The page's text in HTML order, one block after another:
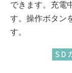
できます。充電
す。操作ボタン
す。